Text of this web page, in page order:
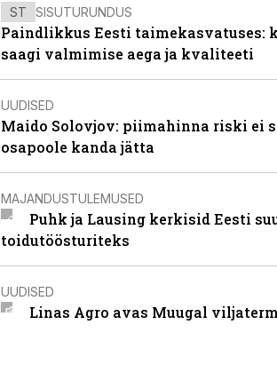
ST SISUTURUNDUS
Paindlikkus Eesti taimekasvatuses:
saagi valmimise aega ja kvaliteeti
UUDISED
Maido Solovjov: piimahinna riski ei
osapoole kanda jätta
MAJANDUSTULEMUSED
Puhk ja Lausing kerkisid Eesti
toidutöösturiteks
UUDISED
Linas Agro avas Muugal